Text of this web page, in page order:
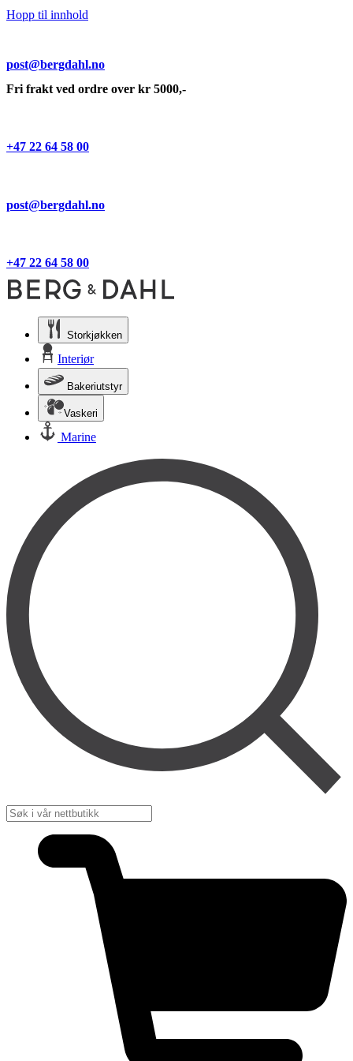
Hopp til innhold
post@bergdahl.no
Fri frakt ved ordre over kr 5000,-
+47 22 64 58 00
post@bergdahl.no
+47 22 64 58 00
Storkjøkken
Interiør
Bakeriutstyr
Vaskeri
Marine